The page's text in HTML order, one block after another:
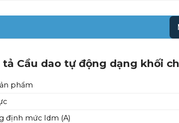
tả Cầu dao tự động dạng khối
phẩm
định mức Idm (A)